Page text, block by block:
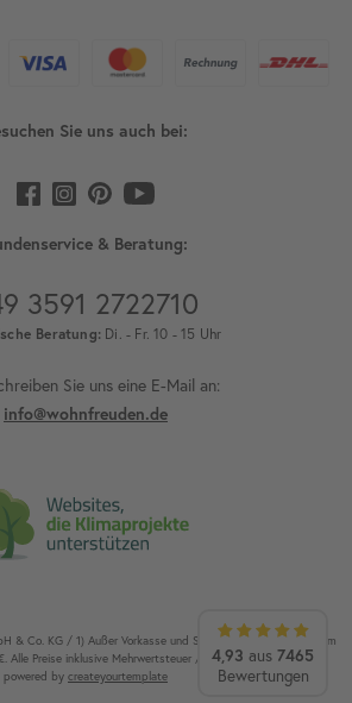
4,93 aus 7465
Bewertungen
Sie uns auch bei:
& Beratung:
3591 2722710
Beratung: Di. - Fr. 10 - 15 Uhr
Sie uns eine E-Mail an:
info@wohnfreuden.de
& Co. KG / 1) Außer Vorkasse und Speditionsware. 2) Ab einem
Alle Preise inklusive Mehrwertsteuer / Alle Rechte vorbehalten.
powered by createyourtemplate